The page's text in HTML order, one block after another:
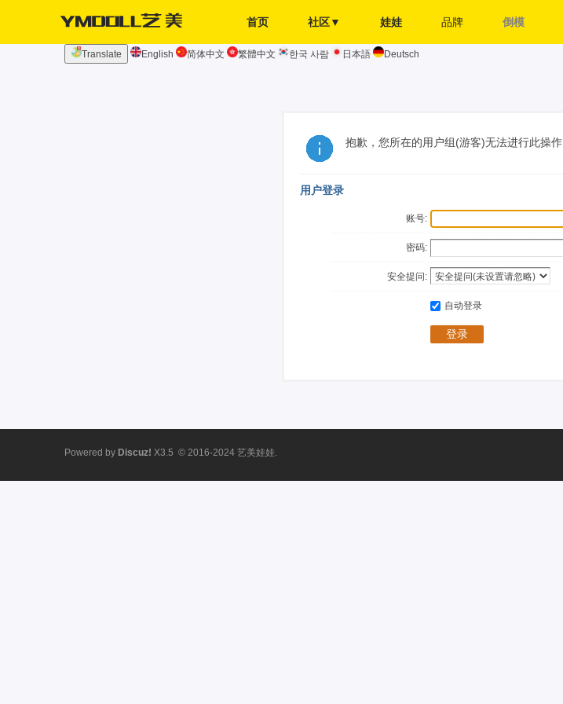
首页 社区▼ 娃娃 品牌 倒模
Translate English 简体中文 繁體中文 한국 사람 日本語 Deutsch
抱歉，您所在的用户组(游客)无法进行此操作
用户登录
账号:
密码:
安全提问:
自动登录
登录
Powered by Discuz! X3.5 © 2016-2024 艺美娃娃.